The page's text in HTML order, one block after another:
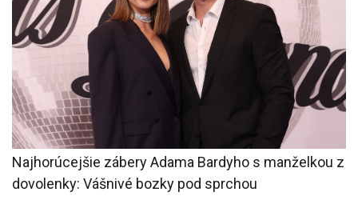
Najhorúcejšie zábery Adama Bardyho s manželkou z
dovolenky: Vášnivé bozky pod sprchou